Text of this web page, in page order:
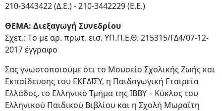
210-3443422 (Δ.Ε.) - 210-3442229 (Ε.Ε.)
ΘΕΜΑ: Διεξαγωγή Συνεδρίου
Σχετ.: Τo με αρ. πρωτ. εισ. ΥΠ.Π.Ε.Θ. 215315/ΓΔ4/07-12-
2017 έγγραφο
Σας γνωστοποιούμε ότι το Μουσείο Σχολικής Ζωής και
Εκπαίδευσης του ΕΚΕΔΙΣΥ, η Παιδαγωγική Εταιρεία
Ελλάδος, το Ελληνικό Τμήμα της IBBY – Κύκλος του
Ελληνικού Παιδικού Βιβλίου και η Σχολή Μωραΐτη